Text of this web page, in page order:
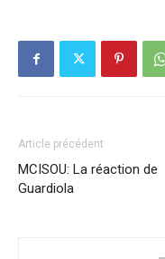
Article précédent
MCISOU: La réaction de
Guardiola